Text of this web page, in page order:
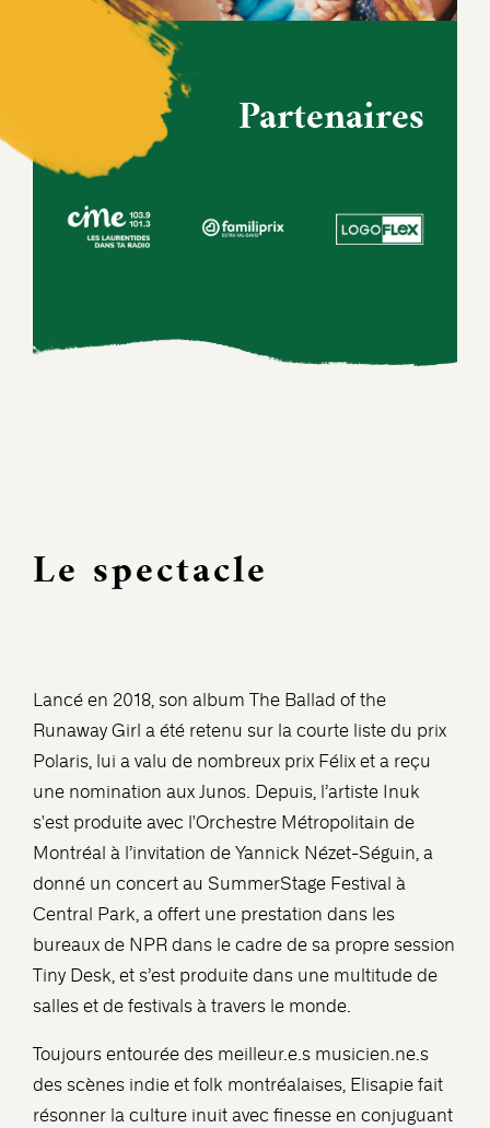
Partenaires
Le spectacle
Lancé en 2018, son album The Ballad of the
Runaway Girl a été retenu sur la courte liste du prix
Polaris, lui a valu de nombreux prix Félix et a reçu
une nomination aux Junos. Depuis, l’artiste Inuk
s'est produite avec l'Orchestre Métropolitain de
Montréal à l’invitation de Yannick Nézet-Séguin, a
donné un concert au SummerStage Festival à
Central Park, a offert une prestation dans les
bureaux de NPR dans le cadre de sa propre session
Tiny Desk, et s’est produite dans une multitude de
salles et de festivals à travers le monde.
Toujours entourée des meilleur.e.s musicien.ne.s
des scènes indie et folk montréalaises, Elisapie fait
résonner la culture inuit avec finesse en conjuguant